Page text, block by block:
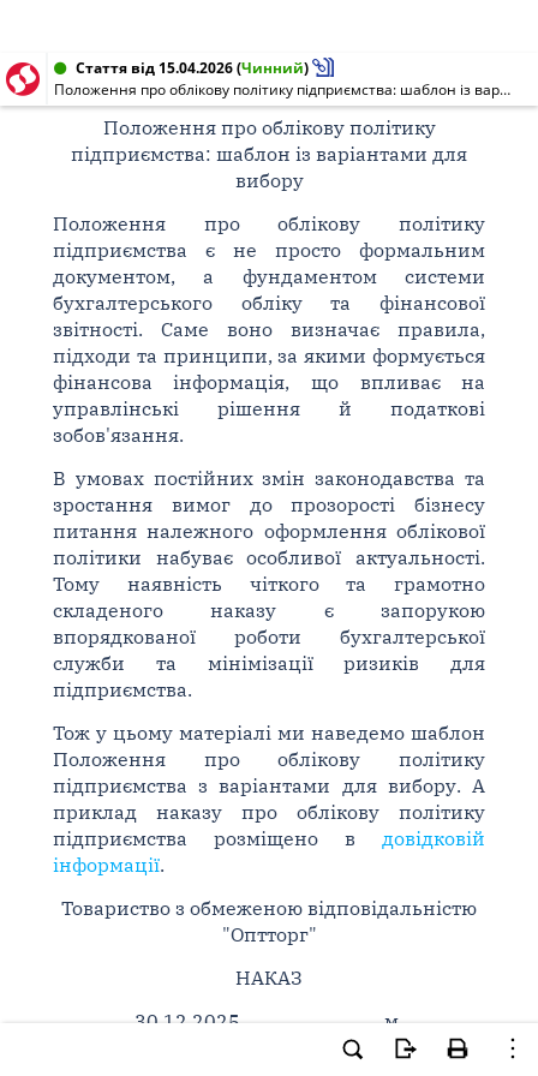
Стаття від 15.04.2026(Чинний)
Положення про облікову політику підприємства: шаблон із варіантами для вибору
Положення про облікову політику
підприємства: шаблон із варіантами для
вибору
Положення про облікову політику
підприємства є не просто формальним
документом, а фундаментом системи
бухгалтерського обліку та фінансової
звітності. Саме воно визначає правила,
підходи та принципи, за якими формується
фінансова інформація, що впливає на
управлінські рішення й податкові
зобов'язання.
В умовах постійних змін законодавства та
зростання вимог до прозорості бізнесу
питання належного оформлення облікової
політики набуває особливої актуальності.
Тому наявність чіткого та грамотно
складеного наказу є запорукою
впорядкованої роботи бухгалтерської
служби та мінімізації ризиків для
підприємства.
Тож у цьому матеріалі ми наведемо шаблон
Положення про облікову політику
підприємства з варіантами для вибору. А
приклад наказу про облікову політику
підприємства розміщено вдовідковій
інформації.
Товариство з обмеженою відповідальністю
"Оптторг"
НАКАЗ
30.12.2025 м.
Київ № 45